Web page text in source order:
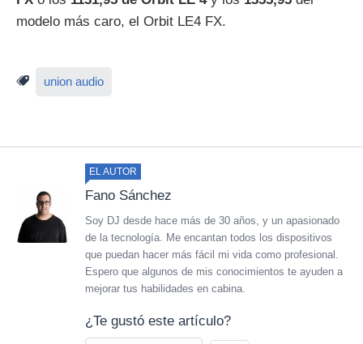
modelo más caro, el Orbit LE4 FX.
union audio
EL AUTOR
Fano Sánchez
Soy DJ desde hace más de 30 años, y un apasionado
de la tecnología. Me encantan todos los dispositivos
que puedan hacer más fácil mi vida como profesional.
Espero que algunos de mis conocimientos te ayuden a
mejorar tus habilidades en cabina.
¿Te gustó este artículo?